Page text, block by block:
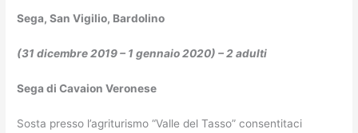
Sega, San Vigilio, Bardolino
(31 dicembre 2019 – 1 gennaio 2020) – 2 adulti
Sega di Cavaion Veronese
Sosta presso l’agriturismo “Valle del Tasso” consentitaci